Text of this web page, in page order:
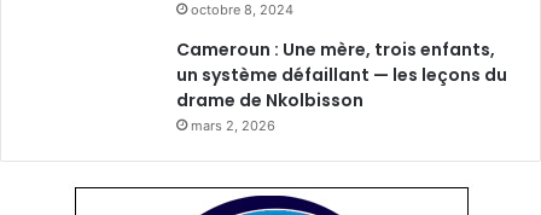
octobre 8, 2024
Cameroun : Une mère, trois enfants,
un système défaillant — les leçons du
drame de Nkolbisson
mars 2, 2026